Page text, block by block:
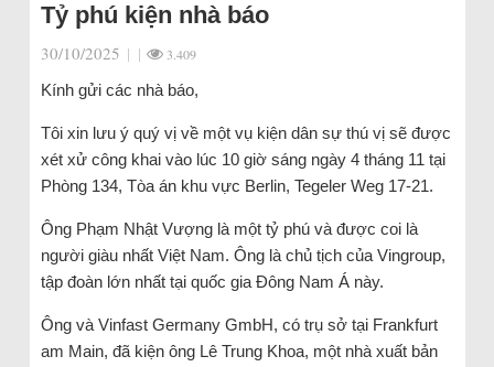
Tỷ phú kiện nhà báo
30/10/2025 | | 3.409
Kính gửi các nhà báo,
Tôi xin lưu ý quý vị về một vụ kiện dân sự thú vị sẽ được
xét xử công khai vào lúc 10 giờ sáng ngày 4 tháng 11 tại
Phòng 134, Tòa án khu vực Berlin, Tegeler Weg 17-21.
Ông Phạm Nhật Vượng là một tỷ phú và được coi là
người giàu nhất Việt Nam. Ông là chủ tịch của Vingroup,
tập đoàn lớn nhất tại quốc gia Đông Nam Á này.
Ông và Vinfast Germany GmbH, có trụ sở tại Frankfurt
am Main, đã kiện ông Lê Trung Khoa, một nhà xuất bản